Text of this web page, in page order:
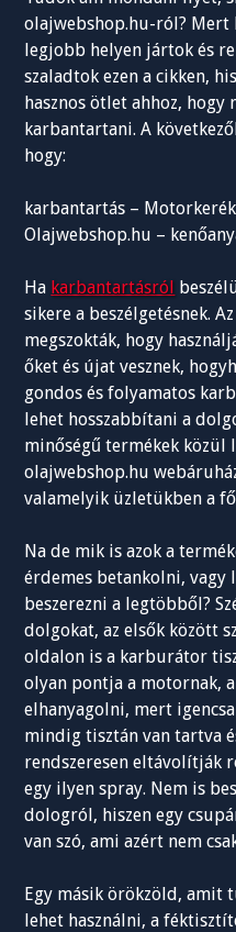
olajwebshop.hu-ról? Mert
legjobb helyen jártok és
szaladtok ezen a cikken,
hasznos ötlet ahhoz,
karbantartani. A
hogy:
karbantartás –
Olajwebshop.hu –
Ha karbantartásról
sikere a beszélgetésnek.
megszokták, hogy
őket és újat vesznek,
gondos és folyamatos
lehet hosszabbítani a
minőségű termékek közül
olajwebshop.hu
valamelyik üzletükben a
Na de mik is azok a
érdemes betankolni, vagy
beszerezni a legtöbből?
dolgokat, az elsők között
oldalon is a karburátor
olyan pontja a motornak,
elhanyagolni, mert
mindig tisztán van tartva
rendszeresen eltávolítják
egy ilyen spray. Nem is
dologról, hiszen egy
van szó, ami azért nem
Egy másik örökzöld, amit
lehet használni, a